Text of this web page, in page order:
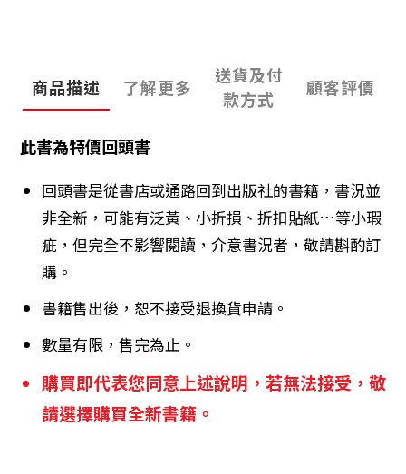
商品描述 了解更多
送貨及付
款方式
顧客評價
此書為特價回頭書
回頭書是從書店或通路回到出版社的書籍，書況並
非全新，可能有泛黃、小折損、折扣貼紙…等小瑕
疵，但完全不影響閱讀，介意書況者，敬請斟酌訂
購。
書籍售出後，恕不接受退換貨申請。
數量有限，售完為止。
購買即代表您同意上述說明，若無法接受，敬
請選擇購買全新書籍。